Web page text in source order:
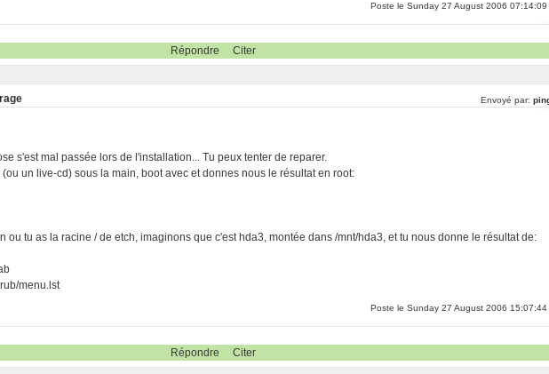
Poste le Sunday 27 August 2006 07:14:09
Répondre Citer
Envoyé par:
s'est mal passée lors de l'installation... Tu peux tenter de reparer.
un live-cd) sous la main, boot avec et donnes nous le résultat en root:
ou tu as la racine / de etch, imaginons que c'est hda3, montée dans /mnt/hda3, et tu nous donne le résultat de:
menu.lst
Poste le Sunday 27 August 2006 15:07:44
Répondre Citer